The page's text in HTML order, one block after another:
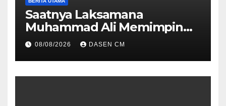
Saatnya Laksamana
Muhammad Ali Memimpin
TNI: Menjaga Keseimbangan
Politik dan Soliditas
Antarmatra
08/08/2026 DASEN CM